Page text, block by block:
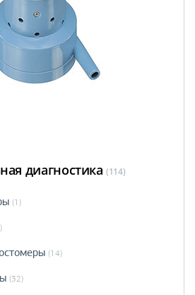
диагностика (114)
(1)
(14)
(32)